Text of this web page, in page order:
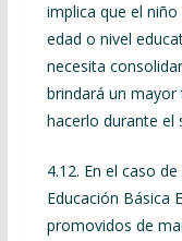
implica que el
edad o nivel
necesita
brindará un
hacerlo durante el
4.12. En el caso
Educación Básica
promovidos de